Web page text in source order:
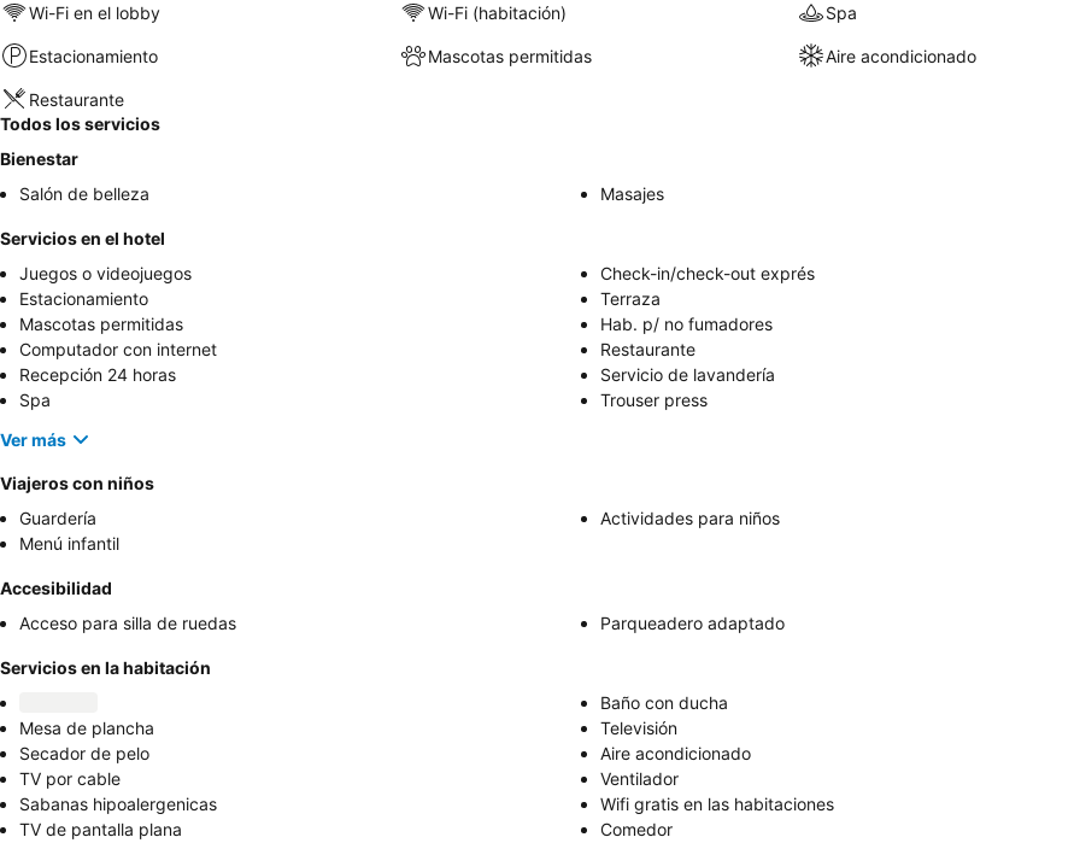
Wi-Fi en el lobby Wi-Fi (habitación) Spa
Estacionamiento Mascotas permitidas Aire acondicionado
Restaurante
Todos los servicios
Bienestar
Salón de belleza
Masajes
Servicios en el hotel
Juegos o videojuegos
Check-in/check-out exprés
Estacionamiento
Terraza
Mascotas permitidas
Hab. p/ no fumadores
Computador con internet
Restaurante
Recepción 24 horas
Servicio de lavandería
Spa
Trouser press
Ver más
Viajeros con niños
Guardería
Actividades para niños
Menú infantil
Accesibilidad
Acceso para silla de ruedas
Parqueadero adaptado
Servicios en la habitación
Baño con ducha
Mesa de plancha
Televisión
Secador de pelo
Aire acondicionado
TV por cable
Ventilador
Sabanas hipoalergenicas
Wifi gratis en las habitaciones
TV de pantalla plana
Comedor